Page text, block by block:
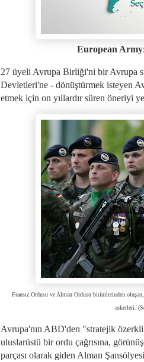
European
27 üyeli Avrupa Birliği'ni bir Avrupa
Devletleri'ne - dönüştürmek isteyen
etmek için on yıllardır süren öneriyi
Fransız Ordusu ve Alman Ordusu birimlerinden
askerleri.
Avrupa'nın ABD'den "stratejik
uluslarüstü bir ordu çağrısına,
parçası olarak giden Alman